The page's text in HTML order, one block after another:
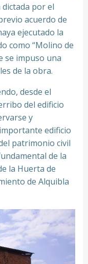
por el
acuerdo de
ejecutado la
como “Molino de
se impuso una
de la obra.
desde el
del edificio
y
edificio
patrimonio civil
de la
la Huerta de
de Alquibla